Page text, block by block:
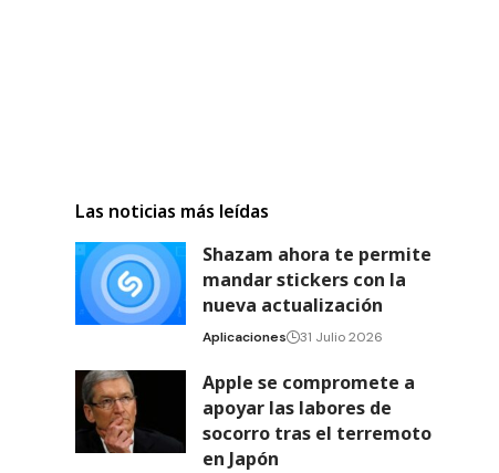
Las noticias más leídas
Shazam ahora te permite
mandar stickers con la
nueva actualización
Aplicaciones 31 Julio 2026
Apple se compromete a
apoyar las labores de
socorro tras el terremoto
en Japón